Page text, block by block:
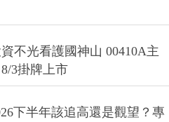
不光看護國神山 00410A主
3掛牌上市
下半年該追高還是觀望？專